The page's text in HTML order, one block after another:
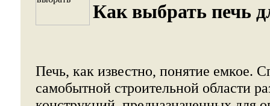
Как выбрать печь
Печь, как известно, понятие емкое.
самобытной строительной области